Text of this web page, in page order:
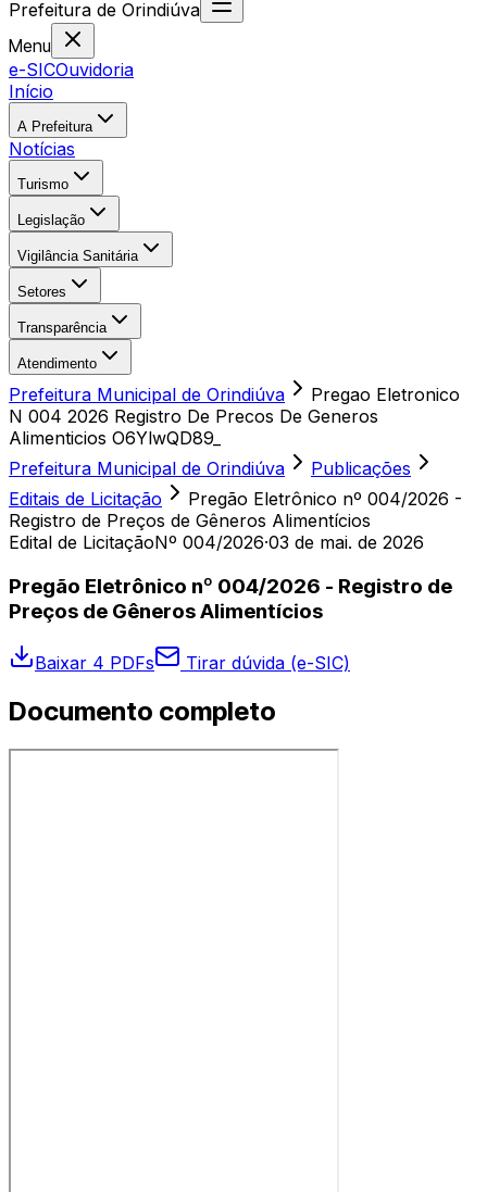
Prefeitura de Orindiúva
Menu
e-SICOuvidoria
Início
A Prefeitura
Notícias
Turismo
Legislação
Vigilância Sanitária
Setores
Transparência
Atendimento
Prefeitura Municipal de Orindiúva
Pregao Eletronico
N 004 2026 Registro De Precos De Generos
Alimenticios O6YlwQD89_
Prefeitura Municipal de Orindiúva
Publicações
Editais de Licitação
Pregão Eletrônico nº 004/2026 -
Registro de Preços de Gêneros Alimentícios
Edital de LicitaçãoNº 004/2026·03 de mai. de 2026
Pregão Eletrônico nº 004/2026 - Registro de
Preços de Gêneros Alimentícios
Baixar 4 PDFs Tirar dúvida (e-SIC)
Documento completo